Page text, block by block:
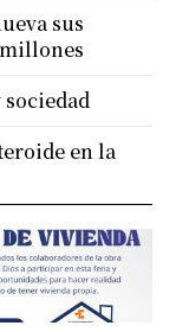
sus
en la